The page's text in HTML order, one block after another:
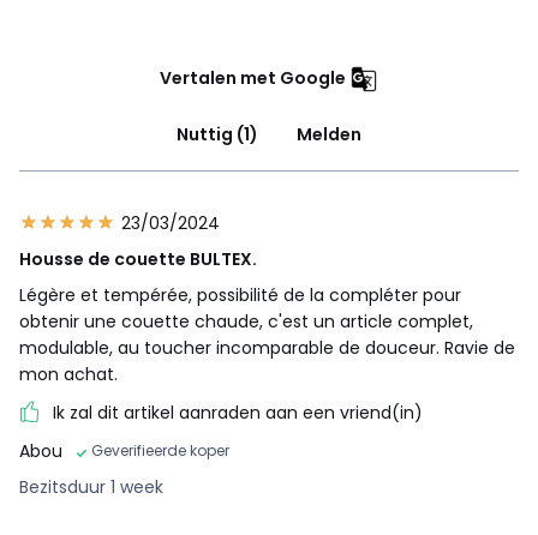
Vertalen met Google
Nuttig (1) Melden
23/03/2024
Housse de couette BULTEX.
Légère et tempérée, possibilité de la compléter pour
obtenir une couette chaude, c'est un article complet,
modulable, au toucher incomparable de douceur. Ravie de
mon achat.
Ik zal dit artikel aanraden aan een vriend(in)
Abou
Geverifieerde koper
Bezitsduur 1 week